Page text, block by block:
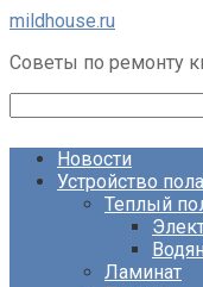
Перейти
контенту
mildhouse.ru
Советы по ремонту
Новости
Устройство пола
Теплый
Ламинат